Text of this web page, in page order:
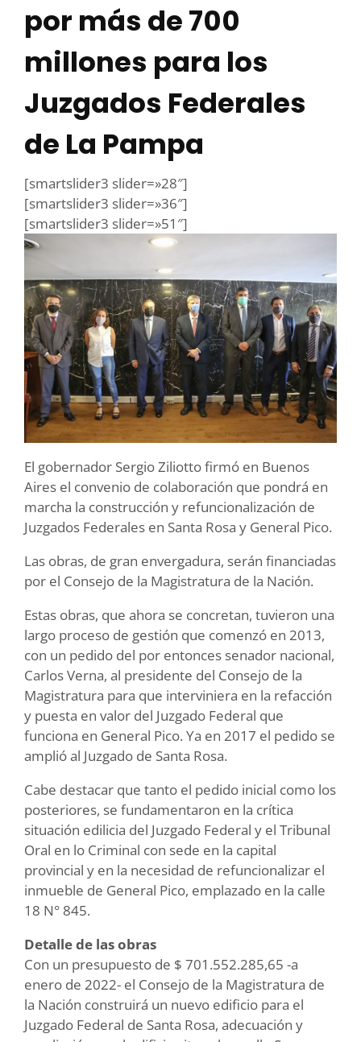
por más de 700
millones para los
Juzgados Federales
de La Pampa
[smartslider3 slider=»28″]
[smartslider3 slider=»36″]
[smartslider3 slider=»51″]
El gobernador Sergio Ziliotto firmó en Buenos
Aires el convenio de colaboración que pondrá en
marcha la construcción y refuncionalización de
Juzgados Federales en Santa Rosa y General Pico.
Las obras, de gran envergadura, serán financiadas
por el Consejo de la Magistratura de la Nación.
Estas obras, que ahora se concretan, tuvieron una
largo proceso de gestión que comenzó en 2013,
con un pedido del por entonces senador nacional,
Carlos Verna, al presidente del Consejo de la
Magistratura para que interviniera en la refacción
y puesta en valor del Juzgado Federal que
funciona en General Pico. Ya en 2017 el pedido se
amplió al Juzgado de Santa Rosa.
Cabe destacar que tanto el pedido inicial como los
posteriores, se fundamentaron en la crítica
situación edilicia del Juzgado Federal y el Tribunal
Oral en lo Criminal con sede en la capital
provincial y en la necesidad de refuncionalizar el
inmueble de General Pico, emplazado en la calle
18 N° 845.
Detalle de las obras
Con un presupuesto de $ 701.552.285,65 -a
enero de 2022- el Consejo de la Magistratura de
la Nación construirá un nuevo edificio para el
Juzgado Federal de Santa Rosa, adecuación y